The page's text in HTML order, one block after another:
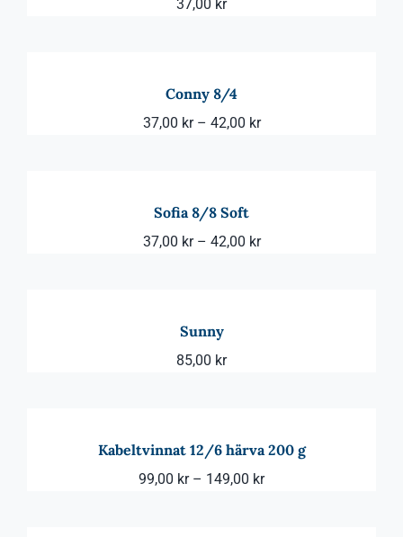
37,00 kr
Conny 8/4
37,00 kr – 42,00 krPrisintervall:
Sofia 8/8 Soft
37,00 kr – 42,00 krPrisintervall:
Sunny
85,00 kr
Kabeltvinnat 12/6 härva 200 g
99,00 kr – 149,00 krPrisintervall: